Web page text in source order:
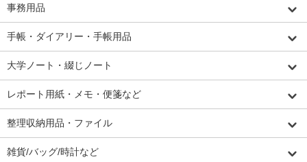
事務用品
手帳・ダイアリー・手帳用品
大学ノート・綴じノート
レポート用紙・メモ・便箋など
整理収納用品・ファイル
雑貨/バッグ/時計など